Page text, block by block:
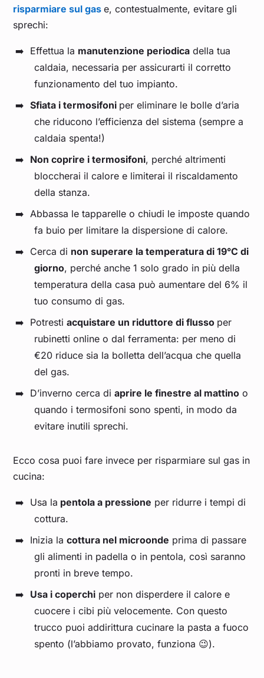
risparmiare sul gas e, contestualmente, evitare gli
sprechi:
Effettua la manutenzione periodica della tua
caldaia, necessaria per assicurarti il corretto
funzionamento del tuo impianto.
Sfiata i termosifoni per eliminare le bolle d’aria
che riducono l’efficienza del sistema (sempre a
caldaia spenta!)
Non coprire i termosifoni, perché altrimenti
bloccherai il calore e limiterai il riscaldamento
della stanza.
Abbassa le tapparelle o chiudi le imposte quando
fa buio per limitare la dispersione di calore.
Cerca di non superare la temperatura di 19°C di
giorno, perché anche 1 solo grado in più della
temperatura della casa può aumentare del 6% il
tuo consumo di gas.
Potresti acquistare un riduttore di flusso per
rubinetti online o dal ferramenta: per meno di
€20 riduce sia la bolletta dell’acqua che quella
del gas.
D’inverno cerca di aprire le finestre al mattino o
quando i termosifoni sono spenti, in modo da
evitare inutili sprechi.
Ecco cosa puoi fare invece per risparmiare sul gas in
cucina:
Usa la pentola a pressione per ridurre i tempi di
cottura.
Inizia la cottura nel microonde prima di passare
gli alimenti in padella o in pentola, così saranno
pronti in breve tempo.
Usa i coperchi per non disperdere il calore e
cuocere i cibi più velocemente. Con questo
trucco puoi addirittura cucinare la pasta a fuoco
spento (l’abbiamo provato, funziona 😉).